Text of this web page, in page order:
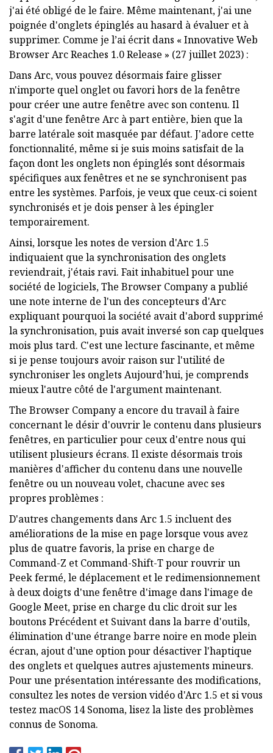
j'ai été obligé de le faire. Même maintenant, j'ai une
poignée d'onglets épinglés au hasard à évaluer et à
supprimer. Comme je l’ai écrit dans « Innovative Web
Browser Arc Reaches 1.0 Release » (27 juillet 2023) :
Dans Arc, vous pouvez désormais faire glisser
n'importe quel onglet ou favori hors de la fenêtre
pour créer une autre fenêtre avec son contenu. Il
s'agit d'une fenêtre Arc à part entière, bien que la
barre latérale soit masquée par défaut. J'adore cette
fonctionnalité, même si je suis moins satisfait de la
façon dont les onglets non épinglés sont désormais
spécifiques aux fenêtres et ne se synchronisent pas
entre les systèmes. Parfois, je veux que ceux-ci soient
synchronisés et je dois penser à les épingler
temporairement.
Ainsi, lorsque les notes de version d'Arc 1.5
indiquaient que la synchronisation des onglets
reviendrait, j'étais ravi. Fait inhabituel pour une
société de logiciels, The Browser Company a publié
une note interne de l'un des concepteurs d'Arc
expliquant pourquoi la société avait d'abord supprimé
la synchronisation, puis avait inversé son cap quelques
mois plus tard. C'est une lecture fascinante, et même
si je pense toujours avoir raison sur l'utilité de
synchroniser les onglets Aujourd'hui, je comprends
mieux l'autre côté de l'argument maintenant.
The Browser Company a encore du travail à faire
concernant le désir d'ouvrir le contenu dans plusieurs
fenêtres, en particulier pour ceux d'entre nous qui
utilisent plusieurs écrans. Il existe désormais trois
manières d'afficher du contenu dans une nouvelle
fenêtre ou un nouveau volet, chacune avec ses
propres problèmes :
D'autres changements dans Arc 1.5 incluent des
améliorations de la mise en page lorsque vous avez
plus de quatre favoris, la prise en charge de
Command-Z et Command-Shift-T pour rouvrir un
Peek fermé, le déplacement et le redimensionnement
à deux doigts d'une fenêtre d'image dans l'image de
Google Meet, prise en charge du clic droit sur les
boutons Précédent et Suivant dans la barre d'outils,
élimination d'une étrange barre noire en mode plein
écran, ajout d'une option pour désactiver l'haptique
des onglets et quelques autres ajustements mineurs.
Pour une présentation intéressante des modifications,
consultez les notes de version vidéo d'Arc 1.5 et si vous
testez macOS 14 Sonoma, lisez la liste des problèmes
connus de Sonoma.